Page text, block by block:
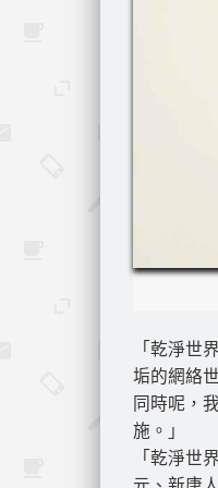
「乾淨世
垢的網絡
同時呢，
施。」
「乾淨世